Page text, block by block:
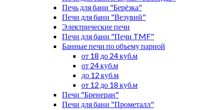
Печь для бани "Берёзка"
Печи для бани "Везувий"
Электрические печи
Печи для бани "Печи TMF"
Банные печи по объему парной
от 18 до 24 куб.м
от 24 куб.м
до 12 куб.м
от 12 до 18 куб.м
Печи "Бренеран"
Печи для бани "Прометалл"